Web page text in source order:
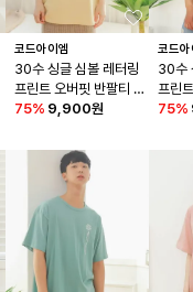
코드아이엠
30수 싱글 심볼 레터링
프린트 오버핏 반팔티
옐로우
75% 9,900원
코드
30수
프린
베이
75%